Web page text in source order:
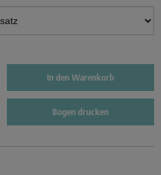
In den Warenkorb
Bogen drucken